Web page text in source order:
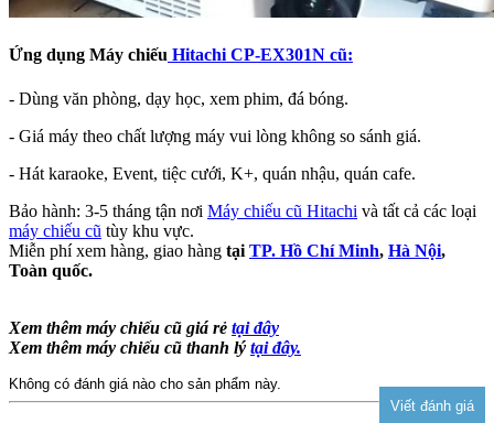
Ứng dụng Máy chiếu Hitachi CP-EX301N cũ:
- Dùng văn phòng, dạy học, xem phim, đá bóng.
- Giá máy theo chất lượng máy vui lòng không so sánh giá.
- Hát karaoke, Event, tiệc cưới, K+, quán nhậu, quán cafe.
Bảo hành: 3-5 tháng tận nơi Máy chiếu cũ Hitachi và tất cả các loại
máy chiếu cũ tùy khu vực.
Miễn phí xem hàng, giao hàng tại TP. Hồ Chí Minh, Hà Nội,
Toàn quốc.
Xem thêm máy chiếu cũ giá rẻ tại đây
Xem thêm máy chiếu cũ thanh lý tại đây.
Không có đánh giá nào cho sản phẩm này.